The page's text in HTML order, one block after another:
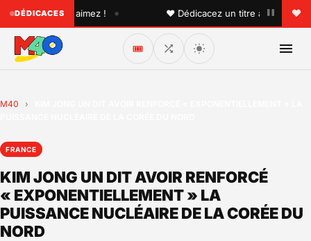
DÉDICACES
que vous aimez ! • ♥ Dédicacez un titre à vos proches
🎟️
M40 ›
FRANCE
KIM JONG UN DIT AVOIR RENFORCÉ
« EXPONENTIELLEMENT » LA
PUISSANCE NUCLÉAIRE DE LA CORÉE DU
NORD